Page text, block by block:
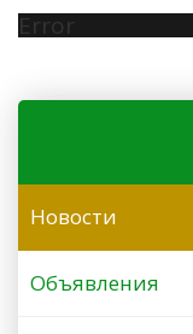
Error
Новости
Объявления